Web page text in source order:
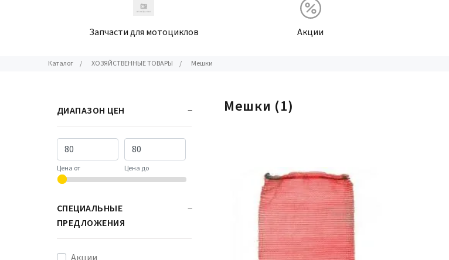
Запчасти для мотоциклов Акции
Каталог / ХОЗЯЙСТВЕННЫЕ ТОВАРЫ / Мешки
ДИАПАЗОН ЦЕН
Цена от Цена до
СПЕЦИАЛЬНЫЕ
ПРЕДЛОЖЕНИЯ
Мешки (1)